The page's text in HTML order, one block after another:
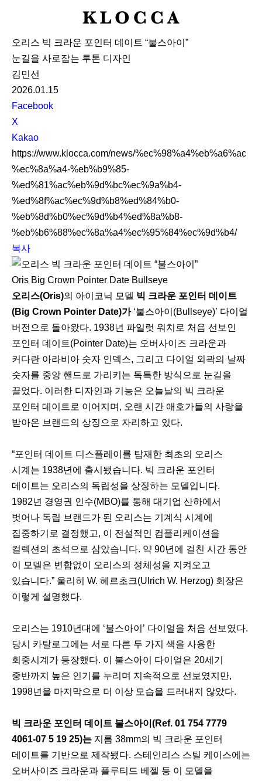
K
O
C
오리스 빅 크라운 포인터 데이트 “불스아이”
눈길을 사로잡는 투톤 디자인
김민선
2026.01.15
S
N
S
S
h
a
r
e
Facebook
X
Kakao
https://www.klocca.com/news/%ec%98%a4%eb%a6%ac
%ec%8a%a4-%eb%b9%85-
%ed%81%ac%eb%9d%bc%ec%9a%b4-
%ed%8f%ac%ec%9d%b8%ed%84%b0-
%eb%8d%b0%ec%9d%b4%ed%8a%b8-
%eb%b6%88%ec%8a%a4%ec%95%84%ec%9d%b4/
복사
Oris Big Crown Pointer Date Bullseye
오리스(Oris)의 아이코닉 모델 빅 크라운 포인터 데이트
(Big Crown Pointer Date)가‘불스아이(Bullseye)’ 다이얼
버전으로 돌아왔다. 1938년 파일럿 워치로 처음 선보인
포인터 데이트(Pointer Date)는 오버사이즈 크라운과
커다란 아라비아 숫자 인덱스, 그리고 다이얼 외곽의 날짜
숫자를 중앙 핸드로 가리키는 독특한 방식으로 눈길을
끌었다. 이러한 디자인과 기능은 오늘날의 빅 크라운
포인터 데이트로 이어지며, 오랜 시간 애호가들의 사랑을
받아온 브랜드의 상징으로 자리하고 있다.
“포인터 데이트 디스플레이를 탑재한 최초의 오리스
시계는 1938년에 출시됐습니다. 빅 크라운 포인터
데이트는 오리스의 독립성을 상징하는 모델입니다.
1982년 경영권 인수(MBO)를 통해 대기업 산하에서
벗어나 독립 브랜드가 된 오리스는 기계식 시계에
집중하기로 결정했고, 이 전설적인 컴플리케이션을
컬렉션의 초석으로 삼았습니다. 약 90년에 걸친 시간 동안
이 모델은 변함없이 오리스의 정체성을 지켜오고
있습니다.” 울리히 W. 헤르초크(Ulrich W. Herzog) 회장은
이렇게 설명했다.
오리스는 1910년대에 ‘불스아이’ 다이얼을 처음 선보였다.
당시 카탈로그에는 서로 다른 두 가지 색을 사용한
회중시계가 등장했다. 이 불스아이 다이얼은 20세기
중반까지 높은 인기를 누리며 지속적으로 선보였지만,
1998년을 마지막으로 더 이상 모습을 드러내지 않았다.
빅 크라운 포인터 데이트 불스아이(Ref. 01 754 7779
4061-07 5 19 25)는 지름 38mm의 빅 크라운 포인터
데이트를 기반으로 제작됐다. 스테인리스 스틸 케이스에는
오버사이즈 크라운과 플루티드 베젤 등 이 모델을